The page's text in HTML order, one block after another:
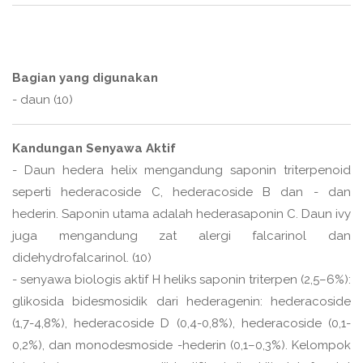
Bagian yang digunakan
- daun (10)
Kandungan Senyawa Aktif
- Daun hedera helix mengandung saponin triterpenoid
seperti hederacoside C, hederacoside B dan - dan
hederin. Saponin utama adalah hederasaponin C. Daun ivy
juga mengandung zat alergi falcarinol dan
didehydrofalcarinol. (10)
- senyawa biologis aktif H heliks saponin triterpen (2,5–6%):
glikosida bidesmosidik dari hederagenin: hederacoside
(1,7-4,8%), hederacoside D (0,4-0,8%), hederacoside (0,1-
0,2%), dan monodesmoside -hederin (0,1–0,3%). Kelompok